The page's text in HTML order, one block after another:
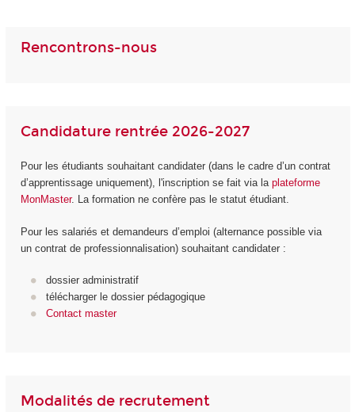
Rencontrons-nous
Candidature rentrée 2026-2027
Pour les étudiants souhaitant candidater (dans le cadre d’un contrat
d’apprentissage uniquement), l'inscription se fait via la plateforme
MonMaster. La formation ne confère pas le statut étudiant.
Pour les salariés et demandeurs d’emploi (alternance possible via
un contrat de professionnalisation) souhaitant candidater :
dossier administratif
télécharger le dossier pédagogique
Contact master
Modalités de recrutement